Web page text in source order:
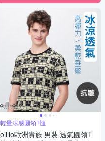
輕量涼感圓領T恤
oillio歐洲貴族 男裝 透氣圓領T